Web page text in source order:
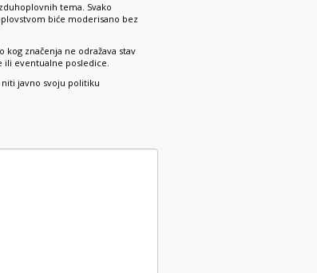
tema. Svako
biće moderisano bez
značenja ne odražava stav
ili eventualne posledice.
javno svoju politiku